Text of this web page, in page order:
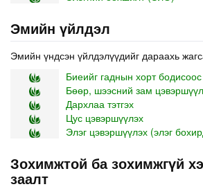
Эмийн үйлдэл
Эмийн үндсэн үйлдэлүүдийг дараахь
Биеийг гаднын хорт
Бөөр, шээсний зам
Дархлаа тэтгэх
Цус цэвэршүүлэх
Элэг цэвэршүүлэх (элэг
Зохимжтой ба зохимжгүй
заалт